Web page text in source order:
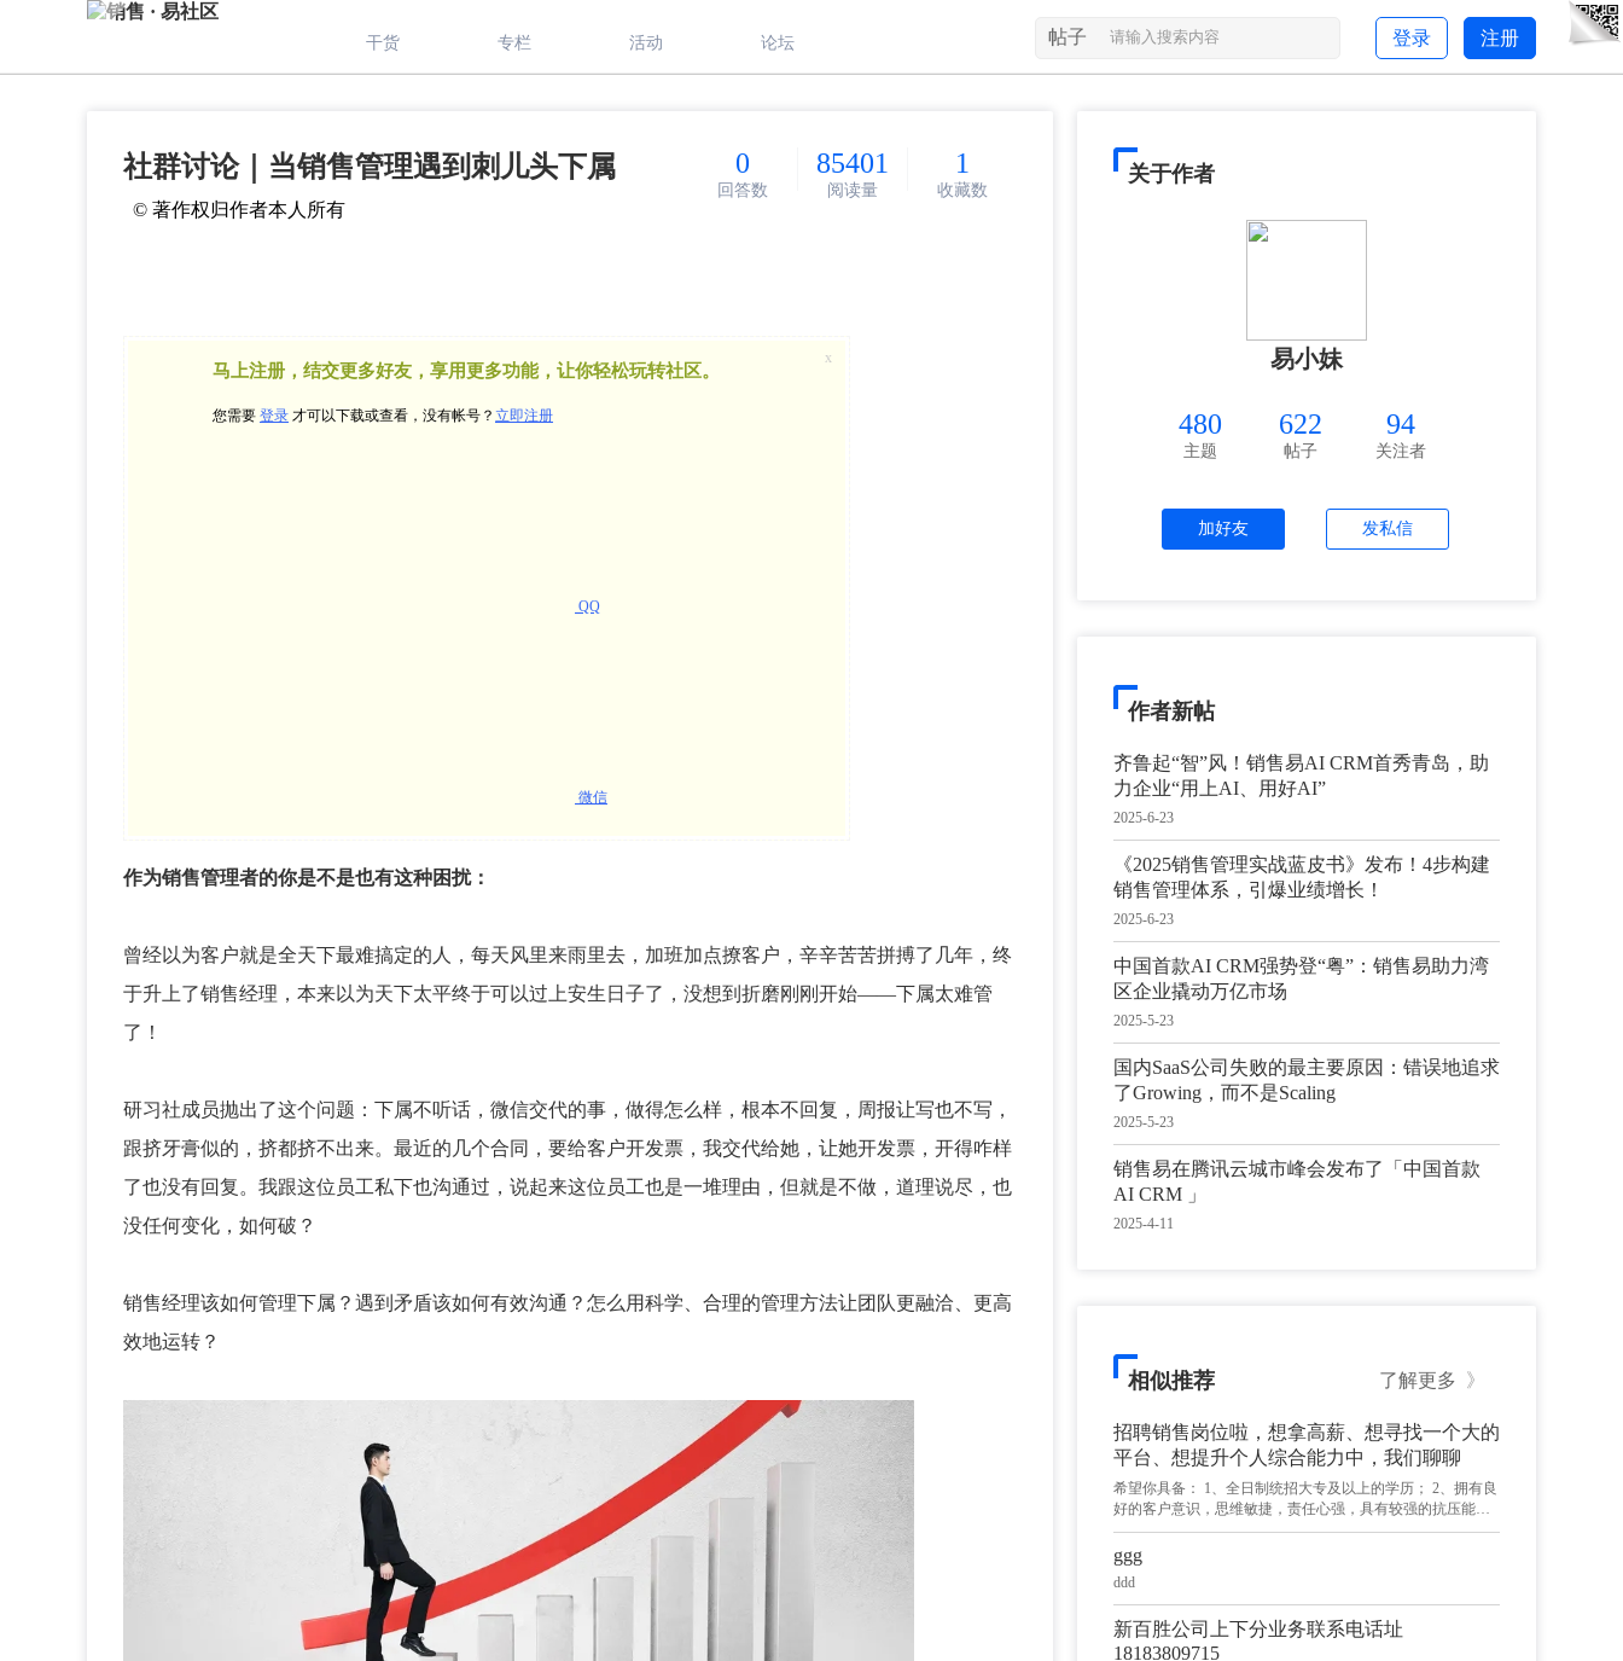
干货 专栏 活动 论坛 注册
登录
帖子
社群讨论｜当销售管理遇到刺儿头下属 0
回答数
85401
阅读量
1
收藏数
© 著作权归作者本人所有
马上注册，结交更多好友，享用更多功能，让你轻松玩转社区。
您需要 登录 才可以下载或查看，没有帐号？ 立即注册
QQ
微信
x
作为销售管理者的你是不是也有这种困扰：
曾经以为客户就是全天下最难搞定的人，每天风里来雨里去，加班加点撩客户，辛辛苦苦拼搏了几年，终
于升上了销售经理，本来以为天下太平终于可以过上安生日子了，没想到折磨刚刚开始——下属太难管
了！
研习社成员抛出了这个问题：下属不听话，微信交代的事，做得怎么样，根本不回复，周报让写也不写，
跟挤牙膏似的，挤都挤不出来。最近的几个合同，要给客户开发票，我交代给她，让她开发票，开得咋样
了也没有回复。我跟这位员工私下也沟通过，说起来这位员工也是一堆理由，但就是不做，道理说尽，也
没任何变化，如何破？
销售经理该如何管理下属？遇到矛盾该如何有效沟通？怎么用科学、合理的管理方法让团队更融洽、更高
效地运转？
关于作者
易小妹
480
主题
622
帖子
94
关注者
加好友 发私信
作者新帖
齐鲁起“智”风！销售易AI CRM首秀青岛，助
力企业“用上AI、用好AI”
2025-6-23
《2025销售管理实战蓝皮书》发布！4步构建
销售管理体系，引爆业绩增长！
2025-6-23
中国首款AI CRM强势登“粤”：销售易助力湾
区企业撬动万亿市场
2025-5-23
国内SaaS公司失败的最主要原因：错误地追求
了Growing，而不是Scaling
2025-5-23
销售易在腾讯云城市峰会发布了「中国首款
AI CRM 」
2025-4-11
相似推荐 了解更多 》
招聘销售岗位啦，想拿高薪、想寻找一个大的
平台、想提升个人综合能力中，我们聊聊
希望你具备： 1、全日制统招大专及以上的学历； 2、拥有良
好的客户意识，思维敏捷，责任心强，具有较强的抗压能
力、自驱力、说服力、创新能力及团队合作精神，注重个人
能力提升及职业发展、想赚钱； 3、过往拥有地推销售/面销
的丰富经验，如果有互联网Tob销售经验最好。 我们的优
势： 1、行业领头羊 2、全国20-30个核心城市设立有城市公
ggg
ddd
新百胜公司上下分业务联系电话址
18183809715